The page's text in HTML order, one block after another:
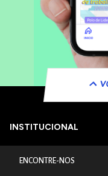
INSTITUCIONAL
ENCONTRE-NOS